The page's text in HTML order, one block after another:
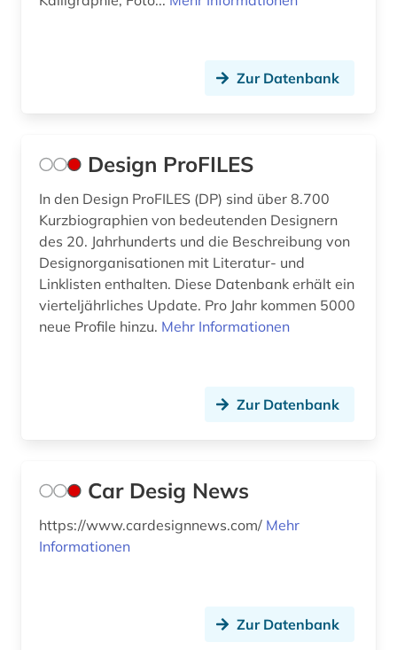
Zur Datenbank
Design ProFILES
In den Design ProFILES (DP) sind über 8.700
Kurzbiographien von bedeutenden Designern
des 20. Jahrhunderts und die Beschreibung von
Designorganisationen mit Literatur- und
Linklisten enthalten. Diese Datenbank erhält ein
vierteljährliches Update. Pro Jahr kommen 5000
neue Profile hinzu. Mehr Informationen
Zur Datenbank
Car Desig News
https://www.cardesignnews.com/ Mehr
Informationen
Zur Datenbank